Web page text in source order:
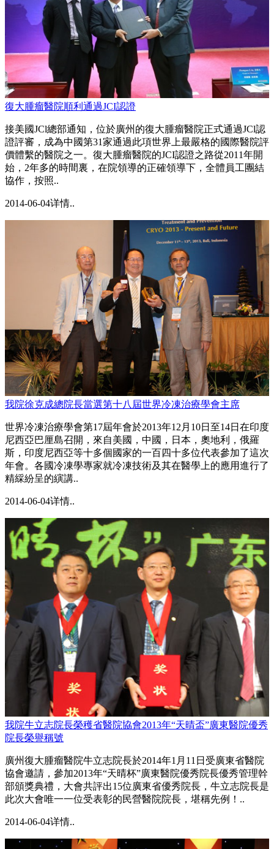
復大腫瘤醫院順利通過JCI認證
接美國JCl總部通知，位於廣州的復大腫瘤醫院正式通過JCl認
證評審，成為中國第31家通過此項世界上最嚴格的國際醫院評
價體繫的醫院之一。復大腫瘤醫院的JCI認證之路從2011年開
始，2年多的時間裏，在院領導的正確領導下，全體員工團結
協作，按照..
2014-06-04详情..
我院徐克成總院長當選第十八屆世界冷凍治療學會主席
世界冷凍治療學會第17屆年會於2013年12月10日至14日在印度
尼西亞巴厘島召開，來自美國，中國，日本，奧地利，俄羅
斯，印度尼西亞等十多個國家的一百四十多位代表參加了這次
年會。各國冷凍學專家就冷凍技術及其在醫學上的應用進行了
精綵紛呈的縯講..
2014-06-04详情..
我院牛立志院長榮穫省醫院協會2013年“天晴盃”廣東醫院優秀
院長榮譽稱號
廣州復大腫瘤醫院牛立志院長於2014年1月11日受廣東省醫院
協會邀請，參加2013年“天晴杯”廣東醫院優秀院長優秀管理幹
部頒獎典禮，大會共評出15位廣東省優秀院長，牛立志院長是
此次大會唯一一位受表彰的民營醫院院長，堪稱先例！..
2014-06-04详情..